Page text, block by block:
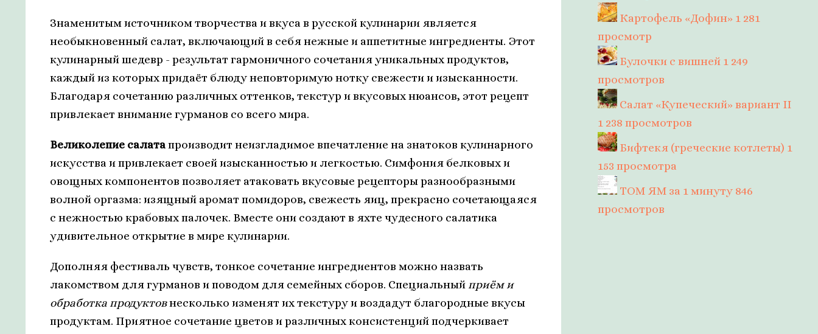
Знаменитым источником творчества и вкуса в русской кулинарии является
необыкновенный салат, включающий в себя нежные и аппетитные ингредиенты. Этот
кулинарный шедевр - результат гармоничного сочетания уникальных продуктов,
каждый из которых придаёт блюду неповторимую нотку свежести и изысканности.
Благодаря сочетанию различных оттенков, текстур и вкусовых нюансов, этот рецепт
привлекает внимание гурманов со всего мира.
Великолепие салатапроизводит неизгладимое впечатление на знатоков кулинарного
искусства и привлекает своей изысканностью и легкостью. Симфония белковых и
овощных компонентов позволяет атаковать вкусовые рецепторы разнообразными
волной оргазма: изящный аромат помидоров, свежесть яиц, прекрасно сочетающаяся
с нежностью крабовых палочек. Вместе они создают в яхте чудесного салатика
удивительное открытие в мире кулинарии.
Дополняя фестиваль чувств, тонкое сочетание ингредиентов можно назвать
лакомством для гурманов и поводом для семейных сборов. Специальныйприём и
обработка продуктовнесколько изменят их текстуру и воздадут благородные вкусы
продуктам. Приятное сочетание цветов и различных консистенций подчеркивает
Картофель «Дофин» 1 281
просмотр
Булочки с вишней 1 249
просмотров
Салат «Купеческий» вариант II
1 238 просмотров
Бифтекя (греческие котлеты) 1
153 просмотра
ТОМ ЯМ за 1 минуту 846
просмотров